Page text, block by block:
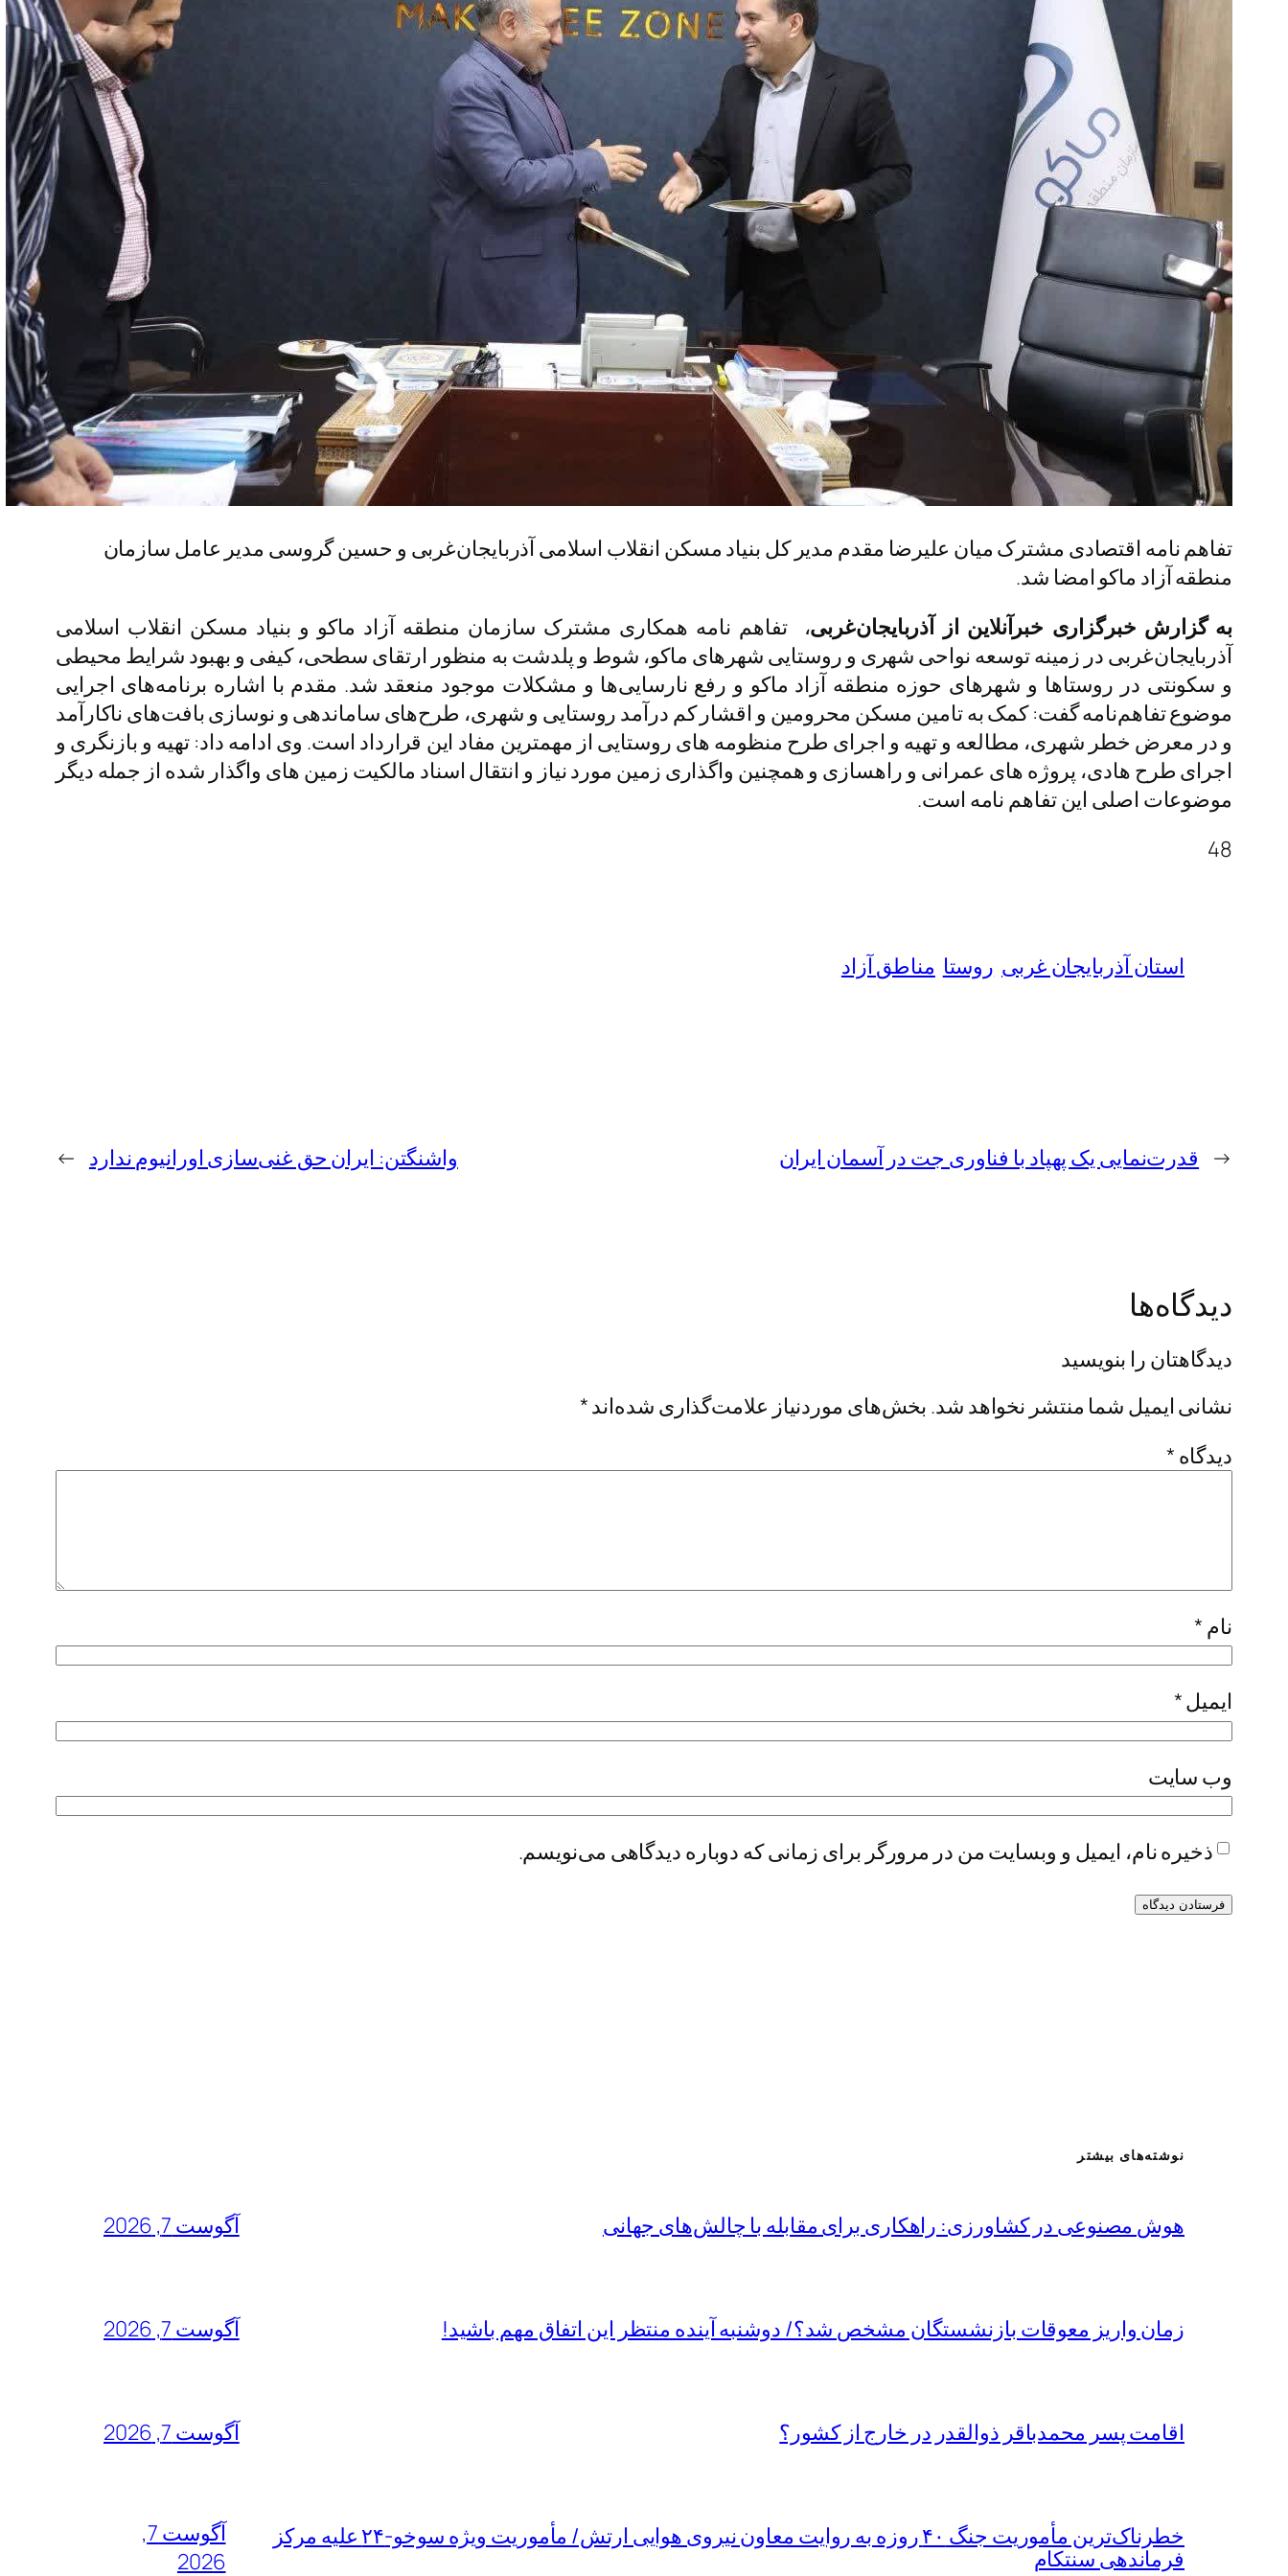
تفاهم نامه اقتصادی مشترک میان علیرضا مقدم مدیر کل بنیاد مسکن انقلاب اسلامی آذربایجان‌غربی و حسین گروسی مدیر عامل سازمان
منطقه آزاد ماکو امضا شد.
به گزارش خبرگزاری خبرآنلاین از آذربایجان‌غربی، تفاهم نامه همکاری مشترک سازمان منطقه آزاد ماکو و بنیاد مسکن انقلاب اسلامی
آذربایجان‌غربی در زمینه توسعه نواحی شهری و روستایی شهرهای ماکو، شوط و پلدشت به منظور ارتقای سطحی، کیفی و بهبود شرایط محیطی
و سکونتی در روستاها و شهرهای حوزه منطقه آزاد ماکو و رفع نارسایی‌ها و مشکلات موجود منعقد شد. مقدم با اشاره برنامه‌های اجرایی
موضوع تفاهم‌نامه گفت: کمک به تامین مسکن محرومین و اقشار کم درآمد روستایی و شهری، طرح‌های ساماندهی و نوسازی بافت‌های ناکارآمد
و در معرض خطر شهری، مطالعه و تهیه و اجرای طرح منظومه های روستایی از مهمترین مفاد این قرارداد است. وی ادامه داد: تهیه و بازنگری و
اجرای طرح هادی، پروژه های عمرانی و راهسازی و همچنین واگذاری زمین مورد نیاز و انتقال اسناد مالکیت زمین های واگذار شده از جمله دیگر
موضوعات اصلی این تفاهم نامه است.
48
استان آذربایجان غربی روستا مناطق آزاد
← قدرت‌نمایی یک پهپاد با فناوری جت در آسمان ایران واشنگتن: ایران حق غنی‌سازی اورانیوم ندارد →
دیدگاه‌ها
دیدگاهتان را بنویسید
نشانی ایمیل شما منتشر نخواهد شد. بخش‌های موردنیاز علامت‌گذاری شده‌اند*
دیدگاه *
نام *
ایمیل*
وب‌ سایت
ذخیره نام، ایمیل و وبسایت من در مرورگر برای زمانی که دوباره دیدگاهی می‌نویسم.
نوشته‌های بیشتر
هوش مصنوعی در کشاورزی: راهکاری برای مقابله با چالش‌های جهانی آگوست 7, 2026
زمان واریز معوقات بازنشستگان مشخص شد؟/ دوشنبه آینده منتظر این اتفاق مهم باشید! آگوست 7, 2026
اقامت پسر محمدباقر ذوالقدر در خارج از کشور؟ آگوست 7, 2026
خطرناک‌ترین مأموریت جنگ ۴۰ روزه به روایت معاون نیروی هوایی ارتش/ مأموریت ویژه سوخو-۲۴ علیه مرکز
فرماندهی سنتکام
آگوست 7,
2026